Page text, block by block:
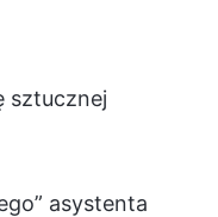
sztucznej
asystenta